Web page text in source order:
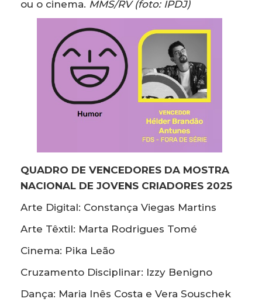
ou o cinema. MMS/RV (foto: IPDJ)
QUADRO DE VENCEDORES DA MOSTRA
NACIONAL DE JOVENS CRIADORES 2025
Arte Digital: Constança Viegas Martins
Arte Têxtil: Marta Rodrigues Tomé
Cinema: Pika Leão
Cruzamento Disciplinar: Izzy Benigno
Dança: Maria Inês Costa e Vera Souschek